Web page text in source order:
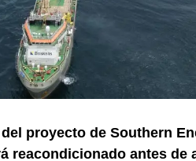
proyecto de Southern
reacondicionado antes de